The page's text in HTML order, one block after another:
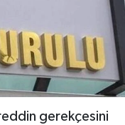
gerekçesini